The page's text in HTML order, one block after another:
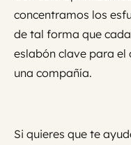
concentramos los
de tal forma que
eslabón clave para
una compañía.
Si quieres que te